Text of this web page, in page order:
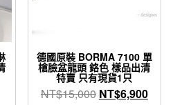
德國原裝 BORMA 7100 單
槍臉盆龍頭 鉻色 樣品出清
特賣 只有現貨1只
NT$15,000 原
NT$6,900目